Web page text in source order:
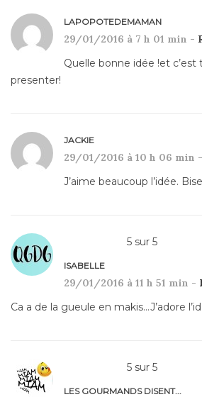
LAPOPOTEDEMAMAN
29/01/2016 à 7 h 01 min -
Quelle bonne idée !et
presenter!
JACKIE
29/01/2016 à 10 h 06 min -
J’aime beaucoup l’idée.
5 sur 5
ISABELLE
29/01/2016 à 11 h 51 min -
Ca a de la gueule en makis…J’adore
5 sur 5
LES GOURMANDS DISENT...